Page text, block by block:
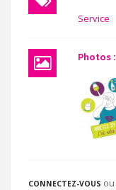
Service
Photos :
CONNECTEZ-VOUS ou